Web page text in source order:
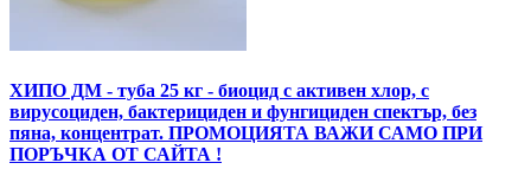
ХИПО ДМ - туба 25 кг - биоцид с активен хлор, с
вирусоциден, бактерициден и фунгициден спектър, без
пяна, концентрат. ПРОМОЦИЯТА ВАЖИ САМО ПРИ
ПОРЪЧКА ОТ САЙТА !